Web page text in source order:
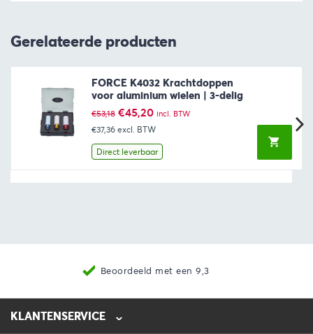
Gerelateerde producten
FORCE K4032 Krachtdoppen
voor aluminium wielen | 3-delig
€53,18 Oorspronkelijke
prijs
was:
€53,18.
€45,20Huidige
prijs
is:
€45,20.
incl. BTW
€37,36 excl. BTW
Direct leverbaar
Nieuwste producten
KLANTENSERVICE